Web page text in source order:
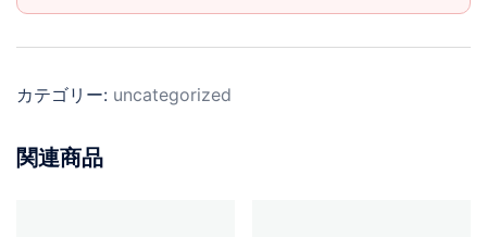
カテゴリー: uncategorized
関連商品